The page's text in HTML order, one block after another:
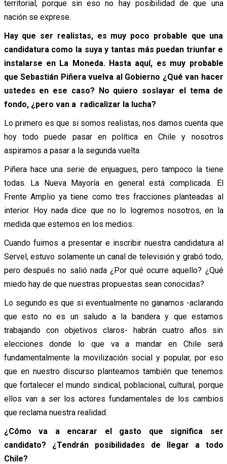
territorial, porque sin eso no hay posibilidad de que una
nación se exprese.
Hay que ser realistas, es muy poco probable que una
candidatura como la suya y tantas más puedan triunfar e
instalarse en La Moneda. Hasta aquí, es muy probable
que Sebastián Piñera vuelva al Gobierno ¿Qué van hacer
ustedes en ese caso? No quiero soslayar el tema de
fondo, ¿pero van a radicalizar la lucha?
Lo primero es que si somos realistas, nos damos cuenta que
hoy todo puede pasar en política en Chile y nosotros
aspiramos a pasar a la segunda vuelta.
Piñera hace una serie de enjuagues, pero tampoco la tiene
todas. La Nueva Mayoría en general está complicada. El
Frente Amplio ya tiene como tres fracciones planteadas al
interior. Hoy nada dice que no lo logremos nosotros, en la
medida que estemos en los medios.
Cuando fuimos a presentar e inscribir nuestra candidatura al
Servel, estuvo solamente un canal de televisión y grabó todo,
pero después no salió nada ¿Por qué ocurre aquello? ¿Qué
miedo hay de que nuestras propuestas sean conocidas?
Lo segundo es que si eventualmente no ganamos -aclarando
que esto no es un saludo a la bandera y que estamos
trabajando con objetivos claros- habrán cuatro años sin
elecciones donde lo que va a mandar en Chile será
fundamentalmente la movilización social y popular, por eso
que en nuestro discurso planteamos también que tenemos
que fortalecer el mundo sindical, poblacional, cultural, porque
ellos van a ser los actores fundamentales de los cambios
que reclama nuestra realidad.
¿Cómo va a encarar el gasto que significa ser
candidato? ¿Tendrán posibilidades de llegar a todo
Chile?